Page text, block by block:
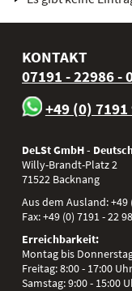
KONTAKT
07191 - 22986 -
+49 (0) 7191
DeLSt GmbH -
Willy-Brandt-Platz 2
71522 Backnang
Aus dem Ausland:+49
Fax:+49 (0) 7191 - 22
Erreichbarkeit:
Montag bis
Freitag: 8:00 - 17:00 Uhr
Samstag: 9:00 - 15:00